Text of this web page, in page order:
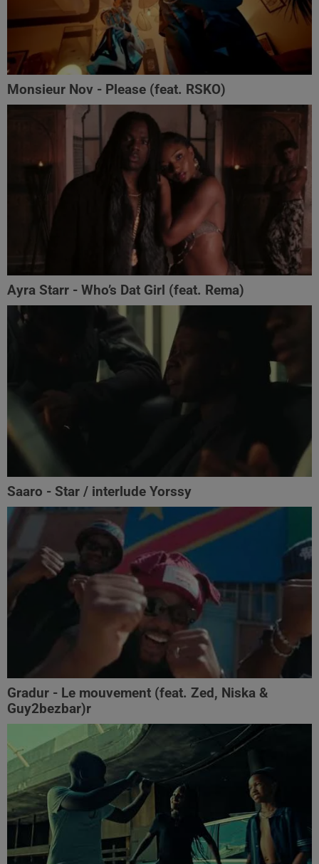
Monsieur Nov‬ - Please (feat. RSKO)
Ayra Starr - Who’s Dat Girl (feat. Rema)
Saaro - Star / interlude Yorssy
Gradur - Le mouvement (feat. Zed, Niska &
Guy2bezbar)r